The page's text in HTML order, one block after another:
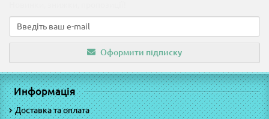
Оформити підписку
Информація
Доставка та оплата